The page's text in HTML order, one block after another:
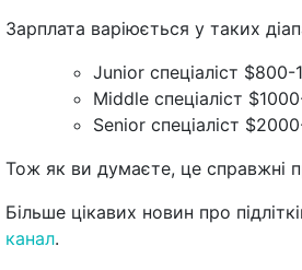
Зарплата варіюється у таких
Junior спеціаліст $800-
Middle спеціаліст
Senior спеціаліст
Тож як ви думаєте, це справжні
Більше цікавих новин про
канал.